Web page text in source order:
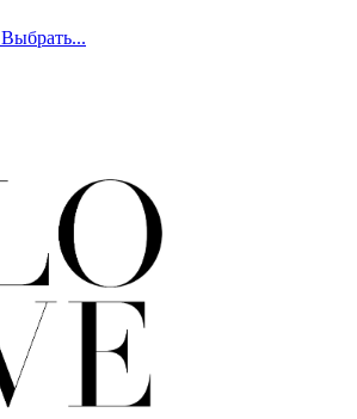
Выбрать...